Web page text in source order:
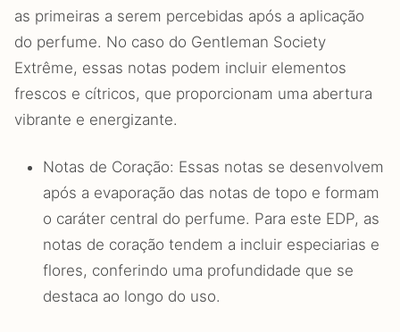
as primeiras a serem percebidas após a aplicação
do perfume. No caso do Gentleman Society
Extrême, essas notas podem incluir elementos
frescos e cítricos, que proporcionam uma abertura
vibrante e energizante.
Notas de Coração: Essas notas se desenvolvem
após a evaporação das notas de topo e formam
o caráter central do perfume. Para este EDP, as
notas de coração tendem a incluir especiarias e
flores, conferindo uma profundidade que se
destaca ao longo do uso.